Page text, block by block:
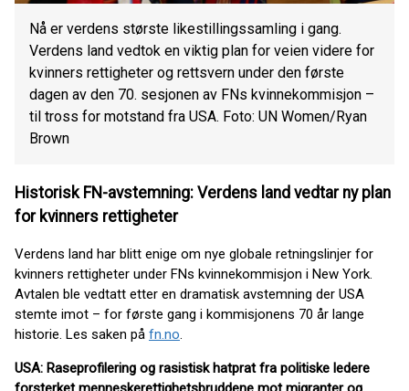
Nå er verdens største likestillingssamling i gang.
Verdens land vedtok en viktig plan for veien videre for
kvinners rettigheter og rettsvern under den første
dagen av den 70. sesjonen av FNs kvinnekommisjon –
til tross for motstand fra USA. Foto: UN Women/Ryan
Brown
Historisk FN-avstemning: Verdens land vedtar ny plan
for kvinners rettigheter
Verdens land har blitt enige om nye globale retningslinjer for
kvinners rettigheter under FNs kvinnekommisjon i New York.
Avtalen ble vedtatt etter en dramatisk avstemning der USA
stemte imot – for første gang i kommisjonens 70 år lange
historie. Les saken på fn.no.
USA: Raseprofilering og rasistisk hatprat fra politiske ledere